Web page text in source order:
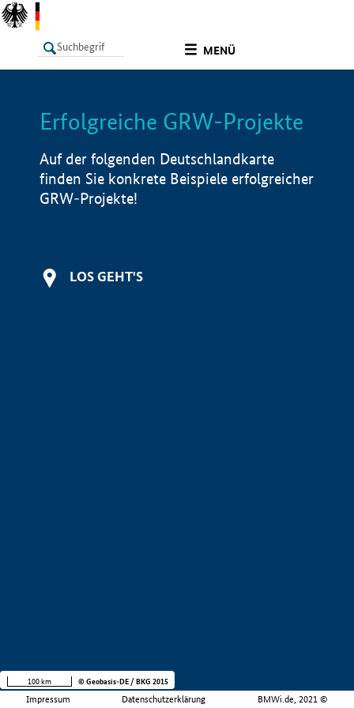
MENÜ
LISTE Info
Erfolgreiche GRW-Projekte
Auf der folgenden Deutschlandkarte
finden Sie konkrete Beispiele erfolgreicher
GRW-Projekte!
LOS GEHT'S
Impressum Datenschutzerklärung BMWi.de, 2021 ©
100 km © Geobasis-DE / BKG 2015